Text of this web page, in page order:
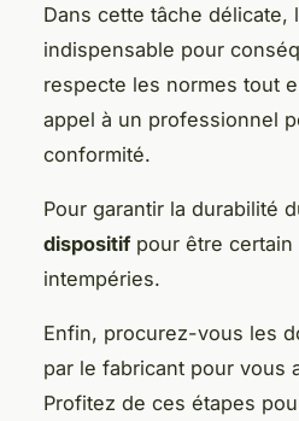
Dans cette tâche délicate,
indispensable pour
respecte les normes tout
appel à un professionnel
conformité.
Pour garantir la durabilité
dispositifpour être certain
intempéries.
Enfin, procurez-vous les
par le fabricant pour vous
Profitez de ces étapes